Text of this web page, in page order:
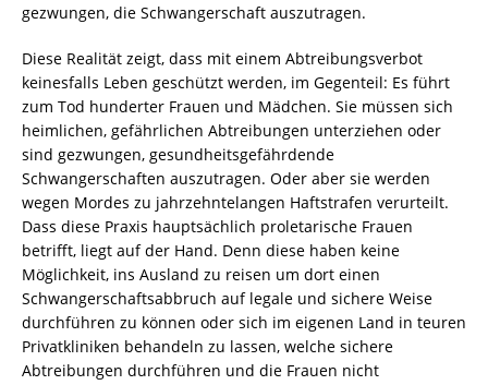
gezwungen, die Schwangerschaft auszutragen.
Diese Realität zeigt, dass mit einem Abtreibungsverbot
keinesfalls Leben geschützt werden, im Gegenteil: Es führt
zum Tod hunderter Frauen und Mädchen. Sie müssen sich
heimlichen, gefährlichen Abtreibungen unterziehen oder
sind gezwungen, gesundheitsgefährdende
Schwangerschaften auszutragen. Oder aber sie werden
wegen Mordes zu jahrzehntelangen Haftstrafen verurteilt.
Dass diese Praxis hauptsächlich proletarische Frauen
betrifft, liegt auf der Hand. Denn diese haben keine
Möglichkeit, ins Ausland zu reisen um dort einen
Schwangerschaftsabbruch auf legale und sichere Weise
durchführen zu können oder sich im eigenen Land in teuren
Privatkliniken behandeln zu lassen, welche sichere
Abtreibungen durchführen und die Frauen nicht